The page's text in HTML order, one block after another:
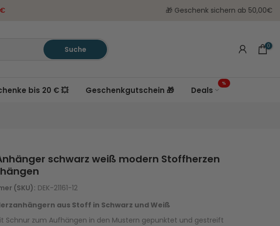
🎁 Geschenk sichern ab 50,00€
Suche 0
bis 20 € 💥 Geschenkgutschein 🎁 Deals
%
schwarz weiß modern Stoffherzen
(SKU): DEK-21161-12
aus Stoff in Schwarz und Weiß
Schnur zum Aufhängen in den Mustern gepunktet und gestreift